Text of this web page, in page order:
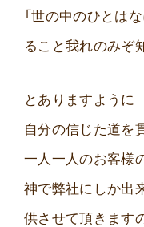
「世の中のひとは
ること我れのみぞ
とありますように
自分の信じた道を
一人一人のお客様
神で弊社にしか出
供させて頂きます